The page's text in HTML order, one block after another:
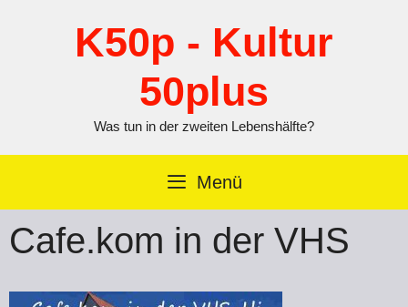
K50p - Kultur
50plus
Was tun in der zweiten Lebenshälfte?
Menü
Cafe.kom in der VHS